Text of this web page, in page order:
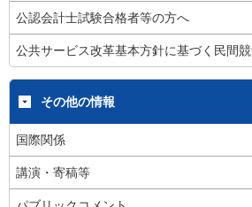
公認会計士試験合格者等の方へ
公共サービス改革基本方針に基づく民間
その他の情報
国際関係
講演・寄稿等